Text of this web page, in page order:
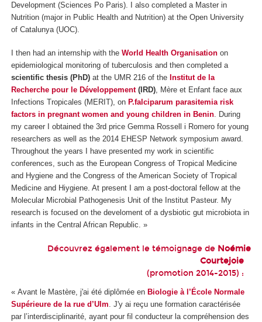
Development (Sciences Po Paris). I also completed a Master in
Nutrition (major in Public Health and Nutrition) at the Open University
of Catalunya (UOC).
I then had an internship with the World Health Organisation on
epidemiological monitoring of tuberculosis and then completed a
scientific thesis (PhD) at the UMR 216 of the Institut de la
Recherche pour le Développement(IRD), Mère et Enfant face aux
Infections Tropicales (MERIT), on P.falciparum parasitemia risk
factors in pregnant women and young children in Benin. During
my career I obtained the 3rd price Gemma Rossell i Romero for young
researchers as well as the 2014 EHESP Network symposium award.
Throughout the years I have presented my work in scientific
conferences, such as the European Congress of Tropical Medicine
and Hygiene and the Congress of the American Society of Tropical
Medicine and Hiygiene. At present I am a post-doctoral fellow at the
Molecular Microbial Pathogenesis Unit of the Institut Pasteur. My
research is focused on the develoment of a dysbiotic gut microbiota in
infants in the Central African Republic. »
Découvrez également le témoignage de Noémie
Courtejoie
(promotion 2014-2015) :
« Avant le Mastère, j'ai été diplômée en Biologie à l’École Normale
Supérieure de la rue d’Ulm. J'y ai reçu une formation caractérisée
par l’interdisciplinarité, ayant pour fil conducteur la compréhension des